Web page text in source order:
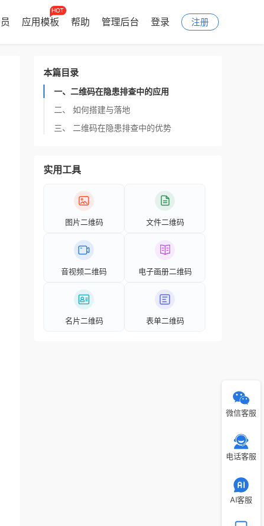
应用模板 帮助 管理后台 登录 注册
本篇目录
一、二维码在隐患排查中的应用
二、 如何搭建与落地
三、 二维码在隐患排查中的优势
实用工具
图片二维码 文件二维码
音视频二维码 电子画册二维码
名片二维码 表单二维码
微信客服
电话客服
AI客服